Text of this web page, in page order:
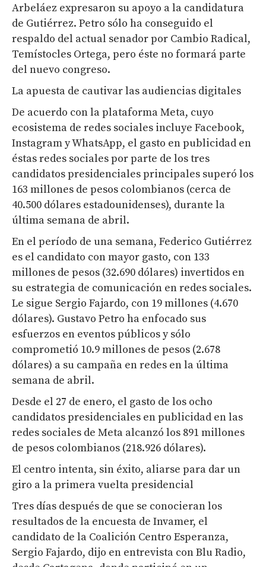
Arbeláez expresaron su apoyo a la candidatura
de Gutiérrez. Petro sólo ha conseguido el
respaldo del actual senador por Cambio Radical,
Temístocles Ortega, pero éste no formará parte
del nuevo congreso.
La apuesta de cautivar las audiencias digitales
De acuerdo con la plataforma Meta, cuyo
ecosistema de redes sociales incluye Facebook,
Instagram y WhatsApp, el gasto en publicidad en
éstas redes sociales por parte de los tres
candidatos presidenciales principales superó los
163 millones de pesos colombianos (cerca de
40.500 dólares estadounidenses), durante la
última semana de abril.
En el período de una semana, Federico Gutiérrez
es el candidato con mayor gasto, con 133
millones de pesos (32.690 dólares) invertidos en
su estrategia de comunicación en redes sociales.
Le sigue Sergio Fajardo, con 19 millones (4.670
dólares). Gustavo Petro ha enfocado sus
esfuerzos en eventos públicos y sólo
comprometió 10.9 millones de pesos (2.678
dólares) a su campaña en redes en la última
semana de abril.
Desde el 27 de enero, el gasto de los ocho
candidatos presidenciales en publicidad en las
redes sociales de Meta alcanzó los 891 millones
de pesos colombianos (218.926 dólares).
El centro intenta, sin éxito, aliarse para dar un
giro a la primera vuelta presidencial
Tres días después de que se conocieran los
resultados de la encuesta de Invamer, el
candidato de la Coalición Centro Esperanza,
Sergio Fajardo, dijo en entrevista con Blu Radio,